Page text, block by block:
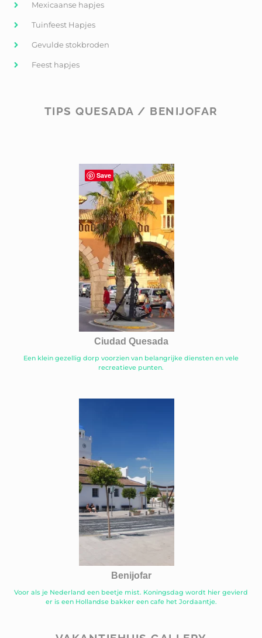
Mexicaanse hapjes
Tuinfeest Hapjes
Gevulde stokbroden
Feest hapjes
TIPS QUESADA / BENIJOFAR
Ciudad Quesada
Een klein gezellig dorp voorzien van belangrijke diensten en vele
recreatieve punten.
Benijofar
Voor als je Nederland een beetje mist. Koningsdag wordt hier gevierd
er is een Hollandse bakker een cafe het Jordaantje.
Save